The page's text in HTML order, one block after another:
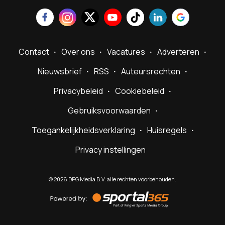
Contact Over ons Vacatures
Adverteren
Nieuwsbrief
RSS
Auteursrechten
Privacybeleid
Cookiebeleid
Gebruiksvoorwaarden
Toegankelijkheidsverklaring
Huisregels
Privacy instellingen
©2026 DPG Media B.V. alle rechten voorbehouden.
by
Sportal365